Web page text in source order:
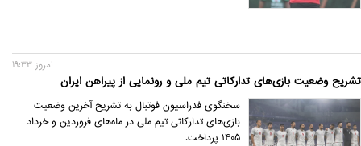
تشریح وضعیت بازی‌های تدارکاتی تیم ملی و رونمایی از پیراهن ایران
امروز 19:33
سخنگوی فدراسیون فوتبال به تشریح آخرین وضعیت
بازی‌های تدارکاتی تیم ملی در ماه‌های فروردین و خرداد
1405 پرداخت.